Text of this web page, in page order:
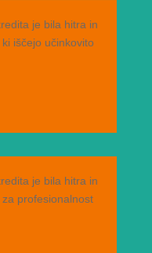
je bila hitra in
iščejo učinkovito
je bila hitra in
profesionalnost